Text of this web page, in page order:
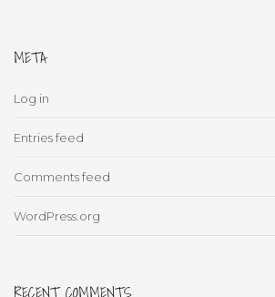
META
Log in
Entries feed
Comments feed
WordPress.org